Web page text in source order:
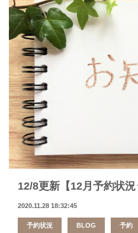
12/8更新【12月予約状況
2020.11.28 18:32:45
予約状況 BLOG 予約